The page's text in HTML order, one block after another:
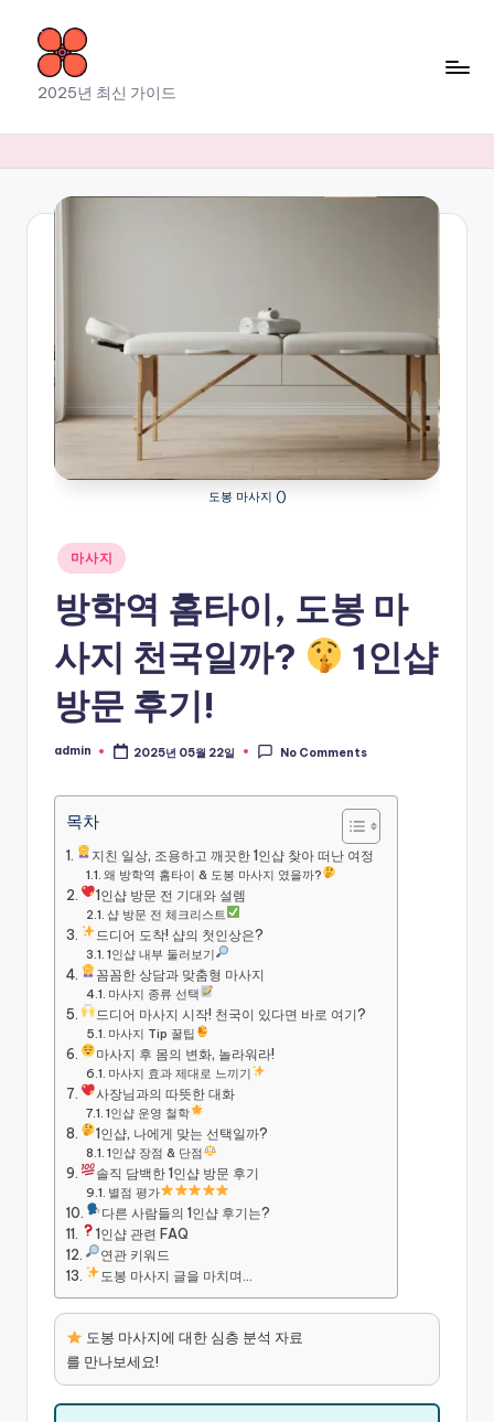
content
소
라
출
장
2025년 최신 가이드
도봉 마사지 ()
Posted
in
마사지
방학역 홈타이, 도봉 마
사지 천국일까?
1인샵
방문 후기!
Posted
admin 2025년 05월 22일 No Comments
목차
지친 일상, 조용하고 깨끗한 1인샵 찾아 떠난 여정
왜 방학역 홈타이 & 도봉 마사지 였을까?
1인샵 방문 전 기대와 설렘
샵 방문 전 체크리스트
드디어 도착! 샵의 첫인상은?
1인샵 내부 둘러보기
꼼꼼한 상담과 맞춤형 마사지
마사지 종류 선택
드디어 마사지 시작! 천국이 있다면 바로 여기?
마사지 Tip 꿀팁
마사지 후 몸의 변화, 놀라워라!
마사지 효과 제대로 느끼기
사장님과의 따뜻한 대화
1인샵 운영 철학
1인샵, 나에게 맞는 선택일까?
1인샵 장점 & 단점
솔직 담백한 1인샵 방문 후기
별점 평가
다른 사람들의 1인샵 후기는?
1인샵 관련 FAQ
연관 키워드
도봉 마사지 글을 마치며…
도봉 마사지에 대한 심층 분석 자료
를 만나보세요!